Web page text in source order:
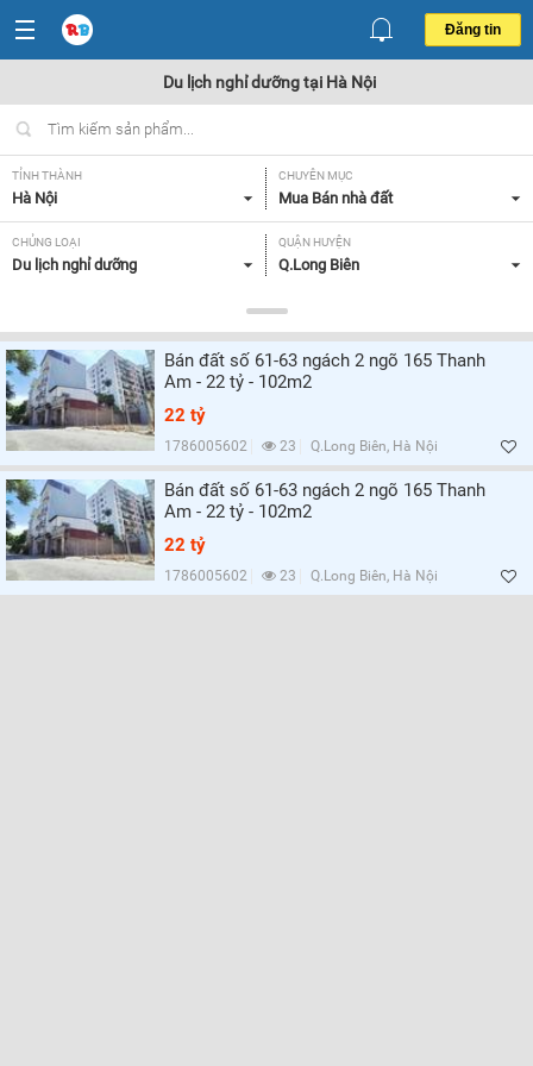
Đăng tin
Du lịch nghỉ dưỡng tại Hà Nội
TỈNH THÀNH
Hà Nội
CHUYÊN MỤC
Mua Bán nhà đất
CHỦNG LOẠI
Du lịch nghỉ dưỡng
QUẬN HUYỆN
Q.Long Biên
Tất cả
MỨC GIÁ
Tất cả
LOẠI HÌNH
Tất cả
HƯỚNG
SỐ PHÒNG NGỦ
Tất cả
GIẤY TỜ PHÁP LÝ
Tất cả
HIỆN TRẠNG XÂY DỰNG
Tất cả
Lọc
Bán đất số 61-63 ngách 2 ngõ 165 Thanh
Am - 22 tỷ - 102m2
22 tỷ
1786005602 23 Q.Long Biên, Hà Nội
Bán đất số 61-63 ngách 2 ngõ 165 Thanh
Am - 22 tỷ - 102m2
22 tỷ
1786005602 23 Q.Long Biên, Hà Nội